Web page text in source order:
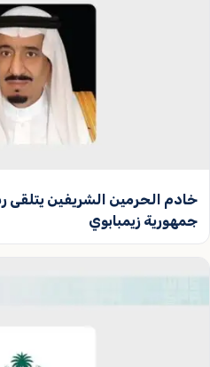
خادم الحرمين الشريفين
جمهورية زيمبابوي